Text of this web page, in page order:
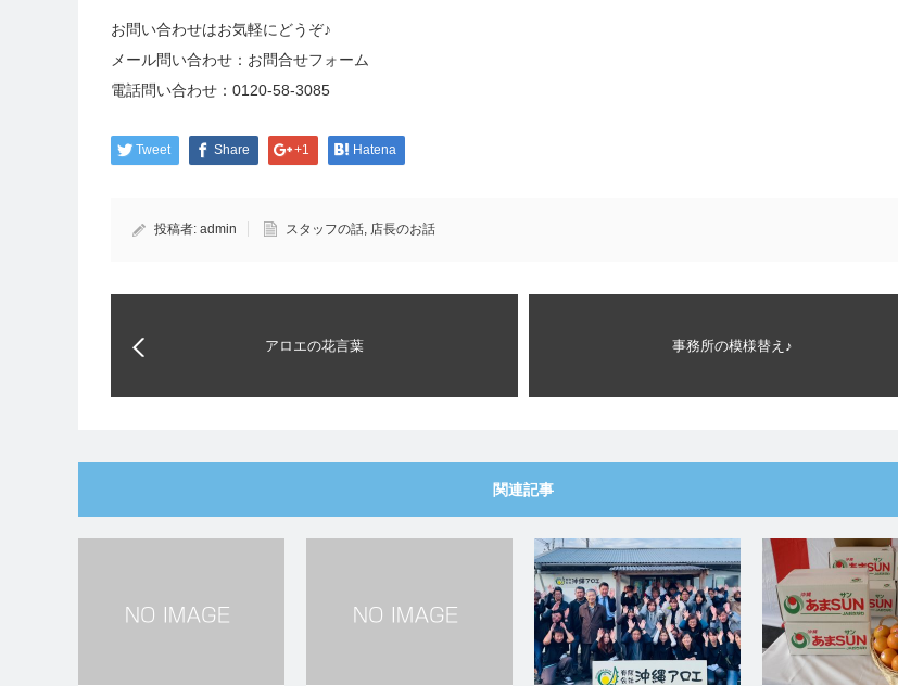
お問い合わせはお気軽にどうぞ♪
メール問い合わせ： お問合せフォーム
電話問い合わせ： 0120-58-3085
Tweet Share +1 Hatena
投稿者: admin スタッフの話, 店長のお話
アロエの花言葉 事務所の模様替え♪
関連記事